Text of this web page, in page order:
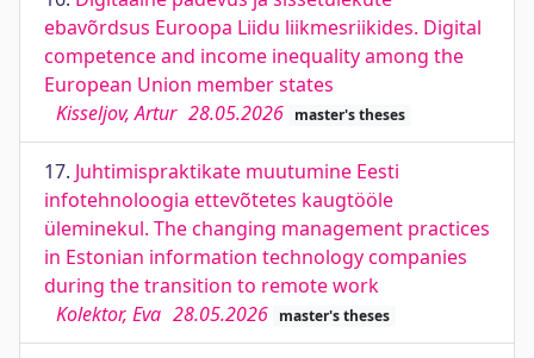
ebavõrdsus Euroopa Liidu liikmesriikides. Digital
competence and income inequality among the
European Union member states
Kisseljov, Artur 28.05.2026 master's theses
17. Juhtimispraktikate muutumine Eesti
infotehnoloogia ettevõtetes kaugtööle
üleminekul. The changing management practices
in Estonian information technology companies
during the transition to remote work
Kolektor, Eva 28.05.2026 master's theses